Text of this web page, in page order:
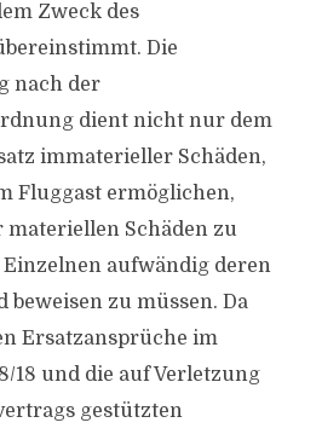
Zweck des
Die
nach der
dient nicht nur dem
immaterieller Schäden,
Fluggast ermöglichen,
materiellen Schäden zu
aufwändig deren
beweisen zu müssen. Da
Ersatzansprüche im
18 und die auf Verletzung
gestützten